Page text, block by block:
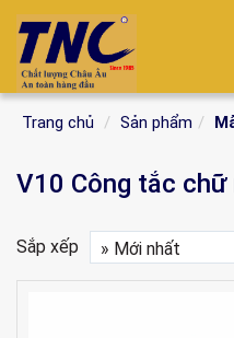
Trang chủ Sản phẩm
V10 Công tắc chữ
Sắp xếp